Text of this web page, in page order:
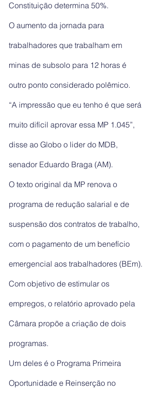
Constituição determina 50%.
O aumento da jornada para
trabalhadores que trabalham em
minas de subsolo para 12 horas é
outro ponto considerado polêmico.
“A impressão que eu tenho é que será
muito difícil aprovar essa MP 1.045”,
disse ao Globo o lider do MDB,
senador Eduardo Braga (AM).
O texto original da MP renova o
programa de redução salarial e de
suspensão dos contratos de trabalho,
com o pagamento de um benefício
emergencial aos trabalhadores (BEm).
Com objetivo de estimular os
empregos, o relatório aprovado pela
Câmara propõe a criação de dois
programas.
Um deles é o Programa Primeira
Oportunidade e Reinserção no